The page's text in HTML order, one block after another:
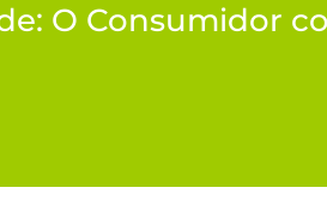
O Consumidor